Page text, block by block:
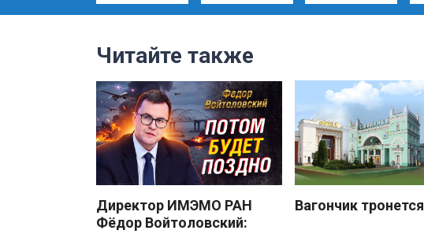
Читайте также
Директор ИМЭМО РАН
Фёдор Войтоловский:
Вагончик тронется